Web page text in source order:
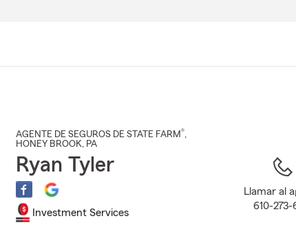
AGENTE DE SEGUROS DE STATE FARM®,
HONEY BROOK, PA
Ryan Tyler
Investment Services
Llamar al
610-273-